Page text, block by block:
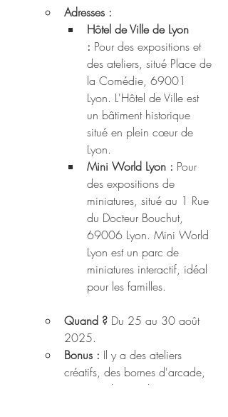
Adresses :
Hôtel de Ville de Lyon
: Pour des expositions et
des ateliers, situé Place de
la Comédie, 69001
Lyon. L'Hôtel de Ville est
un bâtiment historique
situé en plein cœur de
Lyon.
Mini World Lyon : Pour
des expositions de
miniatures, situé au 1 Rue
du Docteur Bouchut,
69006 Lyon. Mini World
Lyon est un parc de
miniatures interactif, idéal
pour les familles.
Quand ? Du 25 au 30 août
2025.
Bonus : Il y a des ateliers
créatifs, des bornes d'arcade,
et une ambiance kawaii. Vous